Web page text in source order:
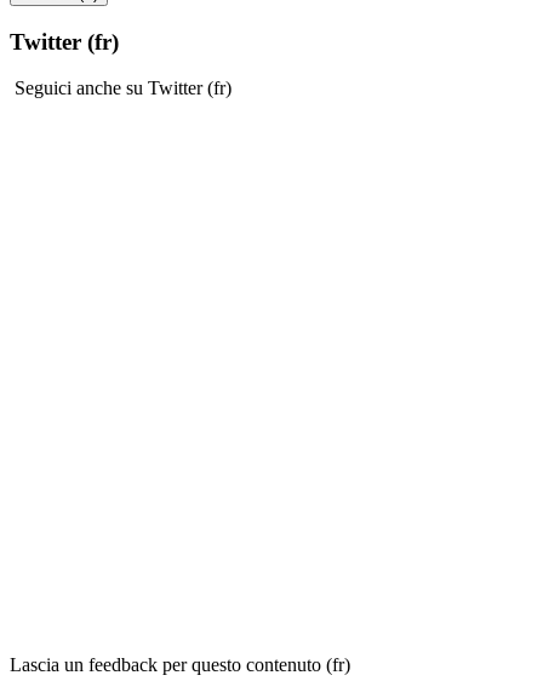
Twitter (fr)
Seguici anche su Twitter (fr)
Lascia un feedback per questo contenuto (fr)